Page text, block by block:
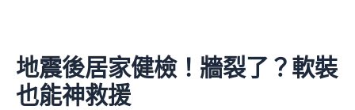
地震後居家健檢！牆裂了？軟裝
也能神救援